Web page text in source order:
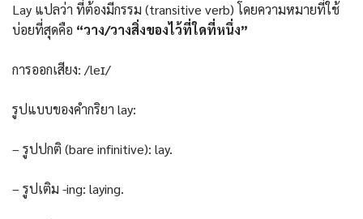
Lay แปลว่า ที่ต้องมีกรรม (transitive verb) โดยความหมายที่ใช้
บ่อยที่สุดคือ “วาง/วางสิ่งของไว้ที่ใดที่หนึ่ง”
การออกเสียง: /leɪ/
รูปแบบของคำกริยา lay:
– รูปปกติ (bare infinitive): lay.
– รูปเติม -ing: laying.